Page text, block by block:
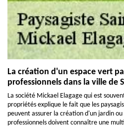
La création d'un espace vert
professionnels dans la ville de
La société Mickael Elagage qui est
propriétés explique le fait que les
peuvent assurer la création d'un jardin
professionnels doivent connaître une